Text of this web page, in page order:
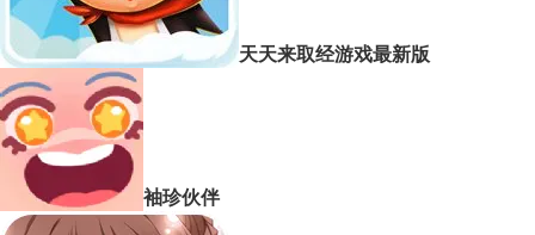
天天来取经游戏最新版
袖珍伙伴